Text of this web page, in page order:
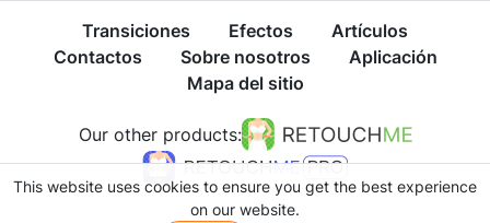
Transiciones Efectos
Artículos
Contactos
Sobre nosotros
Aplicación
Mapa del sitio
Our other products:
This website uses cookies to ensure you get the best experience
on our website.